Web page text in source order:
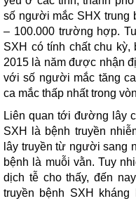
số người mắc SHX trung
– 100.000 trường hợp.
SXH có tính chất chu kỳ,
2015 là năm được nhận
với số người mắc tăng
ca mắc thấp nhất trong
Liên quan tới đường lây
SXH là bệnh truyền
lây truyền từ người sang
bệnh là muỗi vằn. Tuy
dịch tễ cho thấy, đến
truyền bệnh SXH